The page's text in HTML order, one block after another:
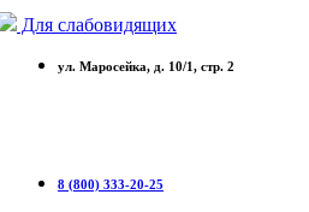
Для слабовидящих
ул. Маросейка, д. 10/1, стр. 2
8 (800) 333-20-25